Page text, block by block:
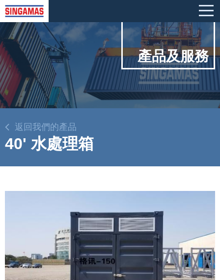
產品及服務
返回我們的產品
40' 水處理箱